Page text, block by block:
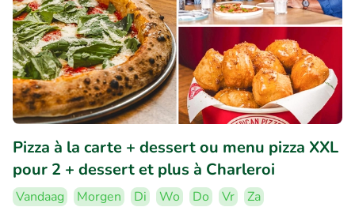
Pizza à la carte + dessert ou menu pizza XXL
pour 2 + dessert et plus à Charleroi
Vandaag Morgen Di Wo Do Vr
Za